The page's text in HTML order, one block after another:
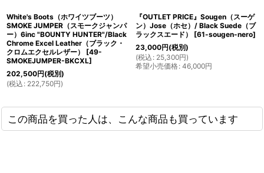
White's Boots（ホワイツブーツ）
SMOKE JUMPER（スモークジャンパ
ー）6inc "BOUNTY HUNTER"/Black
Chrome Excel Leather（ブラック・
クロムエクセルレザー）
[49-
SMOKEJUMPER-BKCXL]
202,500円(税別)
(税込 : 222,750円)
『OUTLET PRICE』Sougen（スーゲ
ン）Jose（ホセ）/ Black Suede（ブ
ラックスエード）
[61-sougen-nero]
23,000円(税別)
(税込 : 25,300円)
希望小売価格: 46,000円
この商品を買った人は、こんな商品も買っています